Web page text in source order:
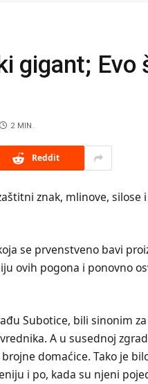
gigant; Evo
2 MIN.
Reddit
znak, mlinove,
se prvenstveno bavi
ovih pogona i ponovno
Subotice, bili sinonim
A u susednoj
domaćice. Tako je
i po, kada su njeni